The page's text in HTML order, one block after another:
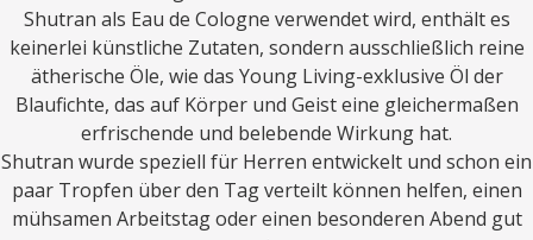
Shutran als Eau de Cologne verwendet wird, enthält es
keinerlei künstliche Zutaten, sondern ausschließlich reine
ätherische Öle, wie das Young Living-exklusive Öl der
Blaufichte, das auf Körper und Geist eine gleichermaßen
erfrischende und belebende Wirkung hat.
Shutran wurde speziell für Herren entwickelt und schon ein
paar Tropfen über den Tag verteilt können helfen, einen
mühsamen Arbeitstag oder einen besonderen Abend gut